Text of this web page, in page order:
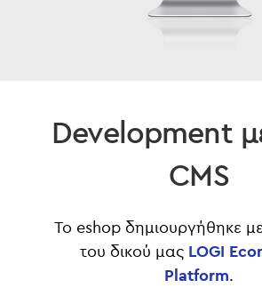
Development
CMS
Το eshop δημιουργήθηκε
του δικού μας LOGI
Platform.